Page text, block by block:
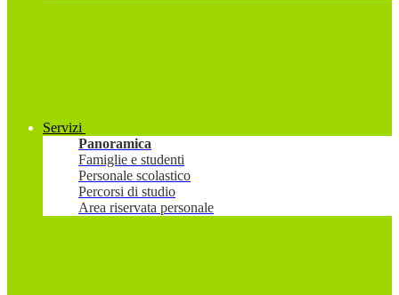
Servizi
Panoramica
Famiglie e studenti
Personale scolastico
Percorsi di studio
Area riservata personale